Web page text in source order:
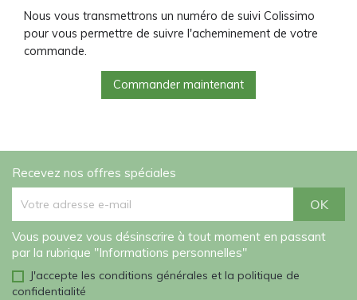
Nous vous transmettrons un numéro de suivi Colissimo
pour vous permettre de suivre l'acheminement de votre
commande.
Commander maintenant
Recevez nos offres spéciales
Vous pouvez vous désinscrire à tout moment en passant
par la rubrique "Informations personnelles"
J'accepte les conditions générales et la politique de
confidentialité